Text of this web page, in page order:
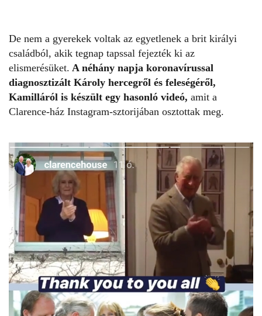
De nem a gyerekek voltak az egyetlenek a brit királyi
családból, akik tegnap tapssal fejezték ki az
elismerésüket. A néhány napja koronavírussal
diagnosztizált Károly hercegről és feleségéről,
Kamilláról is készült egy hasonló videó, amit a
Clarence-ház Instagram-sztorijában osztottak meg.